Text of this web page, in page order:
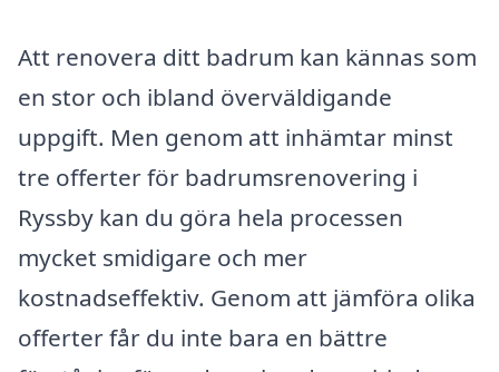
Att renovera ditt badrum kan kännas som
en stor och ibland överväldigande
uppgift. Men genom att inhämtar minst
tre offerter för badrumsrenovering i
Ryssby kan du göra hela processen
mycket smidigare och mer
kostnadseffektiv. Genom att jämföra olika
offerter får du inte bara en bättre